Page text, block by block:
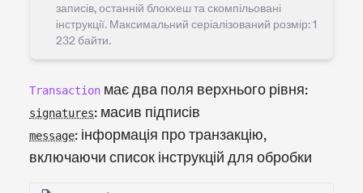
записів, останній блокхеш та скомпільовані
інструкції. Максимальний серіалізований розмір: 1
232 байти.
Transaction має два поля верхнього рівня:
signatures: масив підписів
message: інформація про транзакцію,
включаючи список інструкцій для обробки